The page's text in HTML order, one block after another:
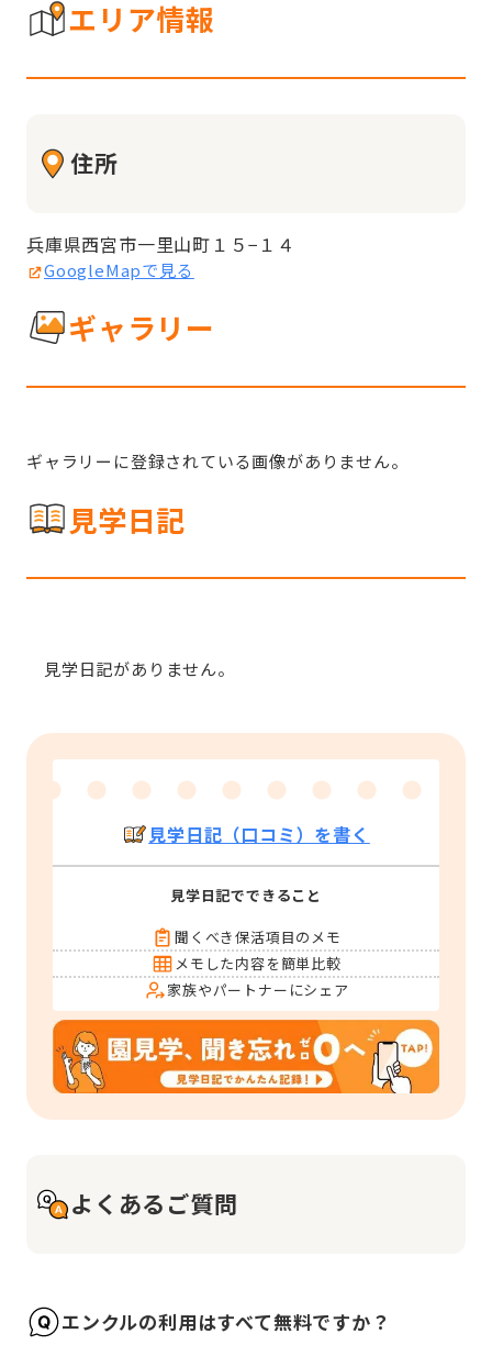
エリア情報
住所
兵庫県西宮市一里山町１５−１４
GoogleMapで見る
ギャラリー
ギャラリーに登録されている画像がありません。
見学日記
見学日記がありません。
見学日記（口コミ）を書く
見学日記でできること
聞くべき保活項目のメモ
メモした内容を簡単比較
家族やパートナーにシェア
よくあるご質問
エンクルの利用はすべて無料ですか？